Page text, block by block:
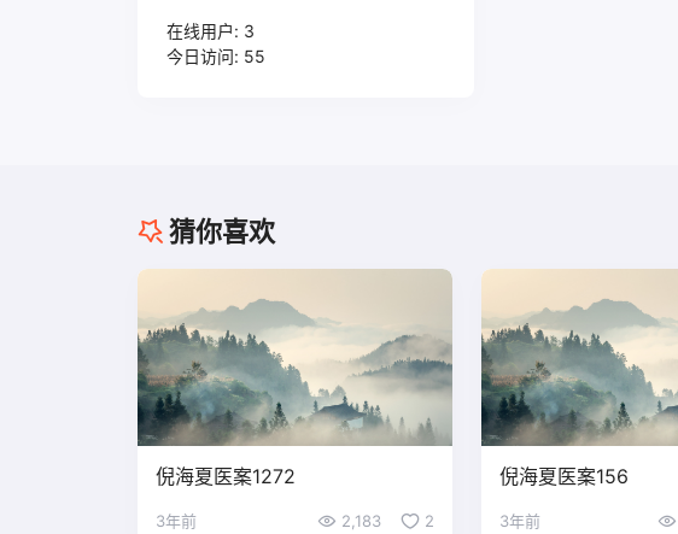
在线用户: 3
今日访问: 55
猜你喜欢
倪海夏医案1272
3年前 2,183 2
倪海夏医案156
3年前